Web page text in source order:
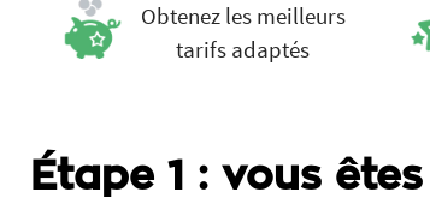
Obtenez les meilleurs
tarifs adaptés
Étape 1 : vous êtes